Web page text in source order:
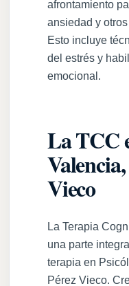
afrontamiento
ansiedad y
Esto incluye
del estrés y
emocional.
La TCC
Vieco
La Terapia
una parte
terapia en
Pérez Vieco.